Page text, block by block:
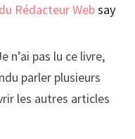
Rédacteur Websays:
n’ai pas lu ce livre,
parler plusieurs
les autres articles